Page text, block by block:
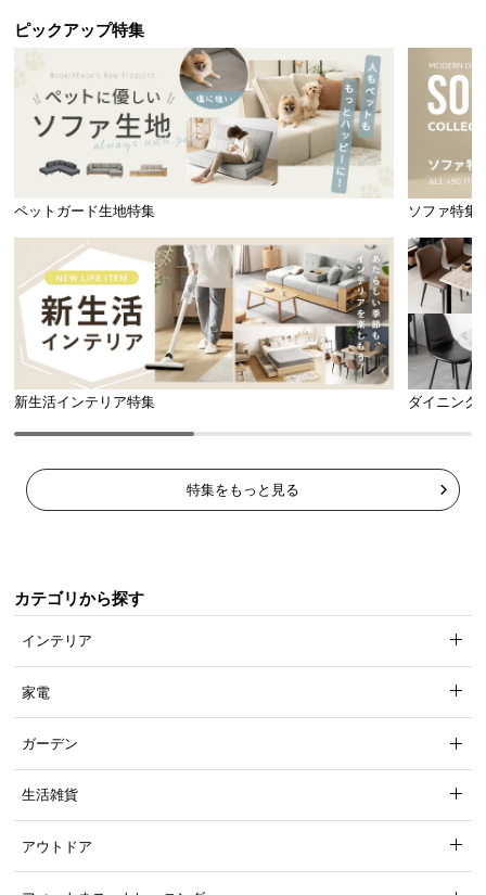
ピックアップ特集
ペットガード生地特集 ソファ特集
新生活インテリア特集 ダイニング
特集をもっと見る
カテゴリから探す
インテリア
家電
ガーデン
生活雑貨
アウトドア